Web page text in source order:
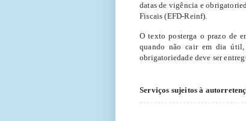
datas de vigência e
Fiscais (EFD-Reinf).
O texto posterga o prazo de
quando não cair em dia útil,
obrigatoriedade deve ser
Serviços sujeitos à